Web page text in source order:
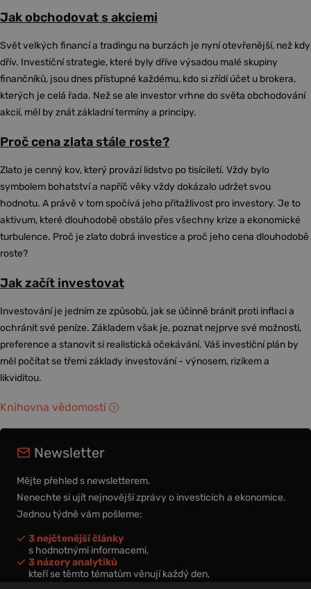
Jak obchodovat s akciemi
Svět velkých financí a tradingu na burzách je nyní otevřenější, než kdy
dřív. Investiční strategie, které byly dříve výsadou malé skupiny
finančníků, jsou dnes přístupné každému, kdo si zřídí účet u brokera,
kterých je celá řada. Než se ale investor vrhne do světa obchodování
akcií, měl by znát základní termíny a principy.
Proč cena zlata stále roste?
Zlato je cenný kov, který provází lidstvo po tisíciletí. Vždy bylo
symbolem bohatství a napříč věky vždy dokázalo udržet svou
hodnotu. A právě v tom spočívá jeho přitažlivost pro investory. Je to
aktivum, které dlouhodobě obstálo přes všechny krize a ekonomické
turbulence. Proč je zlato dobrá investice a proč jeho cena dlouhodobě
roste?
Jak začít investovat
Investování je jedním ze způsobů, jak se účinně bránit proti inflaci a
ochránit své peníze. Základem však je, poznat nejprve své možnosti,
preference a stanovit si realistická očekávání. Váš investiční plán by
měl počítat se třemi základy investování - výnosem, rizikem a
likviditou.
Knihovna vědomostí
Newsletter
Mějte přehled s newsletterem.
Nenechte si ujít nejnovější zprávy o investicích a ekonomice.
Jednou týdně vám pošleme:
3 nejčtenější články
s hodnotnými informacemi,
3 názory analytiků
kteří se těmto tématům věnují každý den,
nová videa a podcasty